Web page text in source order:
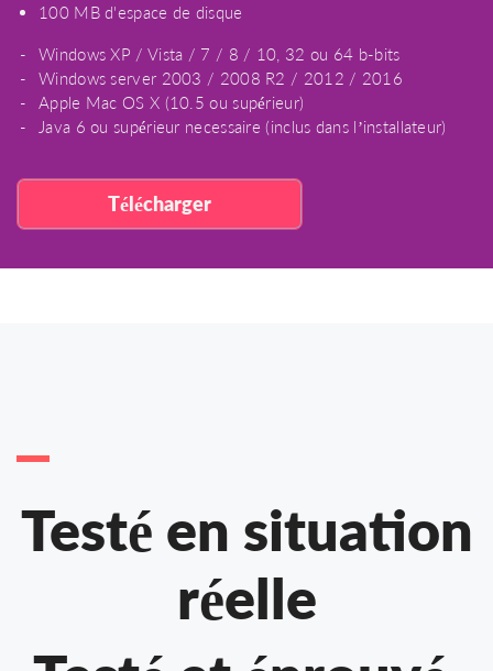
100 MB d'espace de disque
Windows XP / Vista / 7 / 8 / 10, 32 ou 64 b-bits
Windows server 2003 / 2008 R2 / 2012 / 2016
Apple Mac OS X (10.5 ou supérieur)
Java 6 ou supérieur necessaire (inclus dans l’installateur)
Télécharger
Testé en situation
réelle